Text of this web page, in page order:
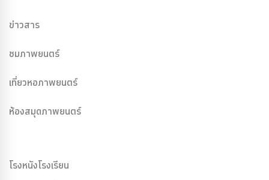
ข่าวสาร
ชมภาพยนตร์
เที่ยวหอภาพยนตร์
ห้องสมุดภาพยนตร์
โรงหนังโรงเรียน